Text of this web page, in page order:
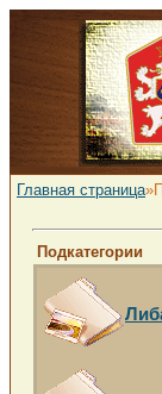
Главная страница
Подкатегории